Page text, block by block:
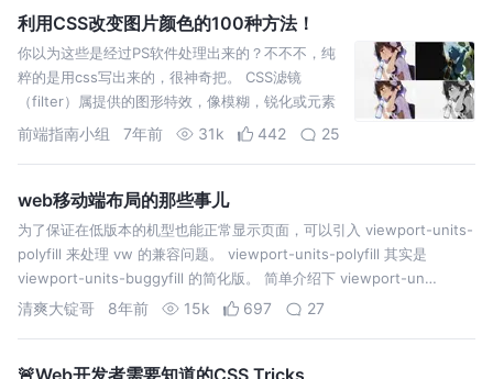
利用CSS改变图片颜色的100种方法！
你以为这些是经过PS软件处理出来的？不不不，纯
粹的是用css写出来的，很神奇把。 CSS滤镜
（filter）属提供的图形特效，像模糊，锐化或元素
变色。过滤器通常被用于调整图片，背景和边界的
前端指南小组 7年前 31k 442 25
web移动端布局的那些事儿
为了保证在低版本的机型也能正常显示页面，可以引入 viewport-units-
polyfill 来处理 vw 的兼容问题。 viewport-units-polyfill 其实是
viewport-units-buggyfill 的简化版。 简单介绍下 viewport-un…
清爽大锭哥 8年前 15k 697 27
🚨Web开发者需要知道的CSS Tricks